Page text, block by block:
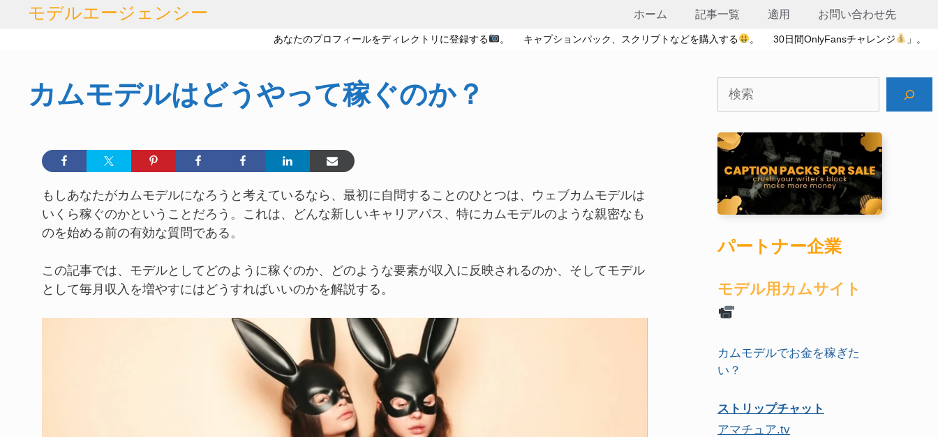
モデルエージェンシー ホーム 記事一覧 適用 お問い合わせ先
あなたのプロフィールをディレクトリに登録する 。 キャプションパック、スクリプトなどを購入する 。 30日間OnlyFansチャレンジ 」。
カムモデルはどうやって稼ぐのか？
もしあなたがカムモデルになろうと考えているなら、最初に自問することのひとつは、ウェブカムモデルは
いくら稼ぐのかということだろう。これは、どんな新しいキャリアパス、特にカムモデルのような親密なも
のを始める前の有効な質問である。
この記事では、モデルとしてどのように稼ぐのか、どのような要素が収入に反映されるのか、そしてモデル
として毎月収入を増やすにはどうすればいいのかを解説する。
パートナー企業
モデル用カムサイト
カムモデルでお金を稼ぎた
い？
ストリップチャット
アマチュア.tv